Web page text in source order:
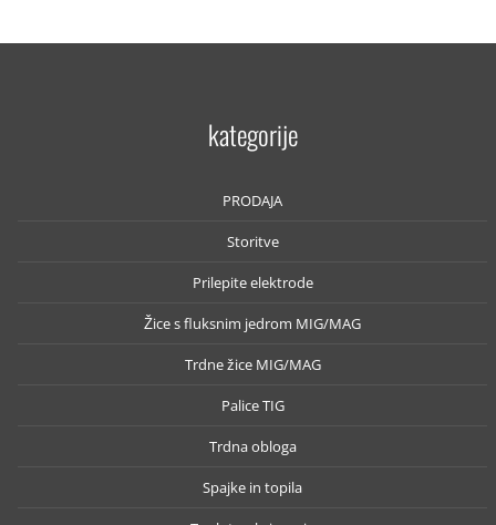
kategorije
PRODAJA
Storitve
Prilepite elektrode
Žice s fluksnim jedrom MIG/MAG
Trdne žice MIG/MAG
Palice TIG
Trdna obloga
Spajke in topila